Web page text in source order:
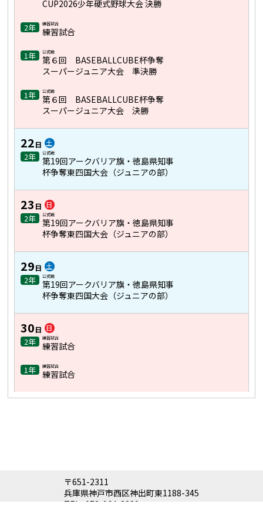
CUP2026少年硬式野球大会 決勝
2年 練習試合
練習試合
1年 公式戦
第６回 BASEBALLCUBE杯争奪
スーパージュニア大会 準決勝
1年 公式戦
第６回 BASEBALLCUBE杯争奪
スーパージュニア大会 決勝
22日 土
2年 公式戦
第19回アークバリア旗・徳島県知事
杯争奪東四国大会（ジュニアの部）
23 日 日
2年 公式戦
第19回アークバリア旗・徳島県知事
杯争奪東四国大会（ジュニアの部）
29日 土
2年 公式戦
第19回アークバリア旗・徳島県知事
杯争奪東四国大会（ジュニアの部）
30日 日
2年 練習試合
練習試合
1年 練習試合
練習試合
〒651-2311
兵庫県神戸市西区神出町東1188-345
TEL : 078-964-3389